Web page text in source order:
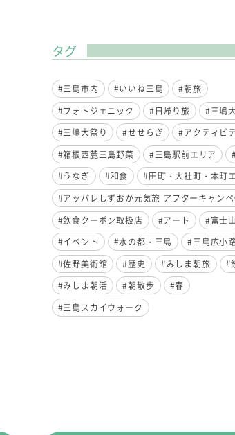
タグ
#三島市内 #いいね三島
#朝旅
#フォトジェニック
#日帰り旅
#三嶋
#三嶋大祭り
#せせらぎ
#アクティビ
#箱根西麓三島野菜
#三島駅前エリア
#うなぎ
#和食
#田町・大社町・本町
#アッパレしずおか元気旅 アフターキャンペ
#飲食クーポン取扱店
#アート
#富士山
#イベント
#水の都・三島
#三島広小
#佐野美術館
#歴史 #みしま朝旅
#
#みしま朝活
#朝散歩
#春
#三島スカイウォーク